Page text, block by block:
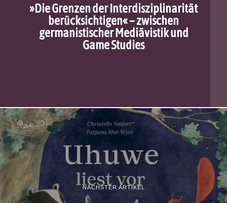
»Die Grenzen der Interdisziplinarität
berücksichtigen« – zwischen
germanistischer Mediävistik und
Game Studies
NÄCHSTER ARTIKEL